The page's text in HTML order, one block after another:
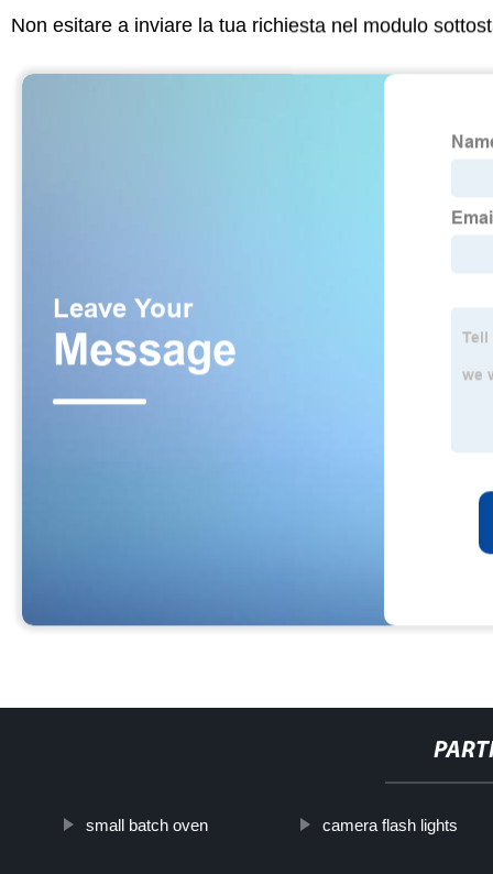
Non esitare a inviare la tua richiesta nel modulo
small batch oven camera flash lights